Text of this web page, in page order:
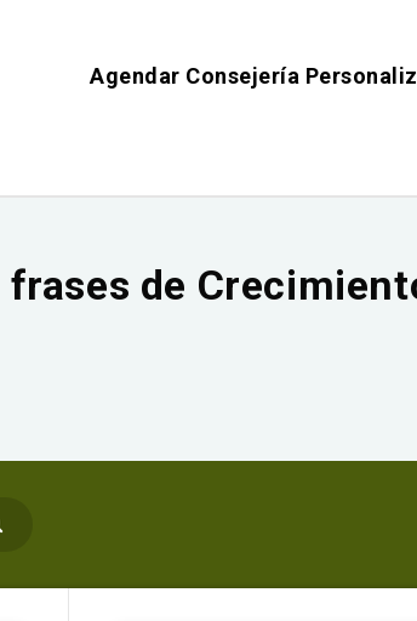
Agendar Consejería
frases de